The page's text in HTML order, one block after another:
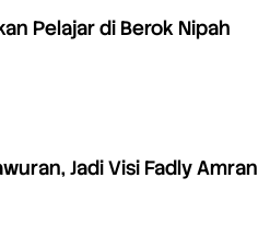
Pelajar di Berok Nipah
Jadi Visi Fadly Amran